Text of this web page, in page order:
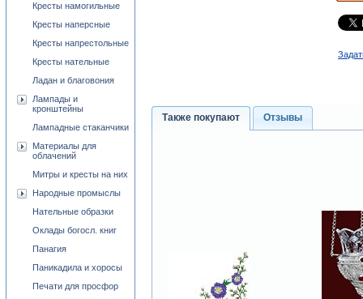
Также покупают Отзывы
Кресты намогильные
Кресты наперсные
Кресты напрестольные
Кресты нательные
Ладан и благовония
Лампады и
кронштейны
Лампадные стаканчики
Материалы для
облачений
Митры и кресты на них
Народные промыслы
Нательные образки
Оклады богосл. книг
Панагия
Паникадила и хоросы
Печати для просфор